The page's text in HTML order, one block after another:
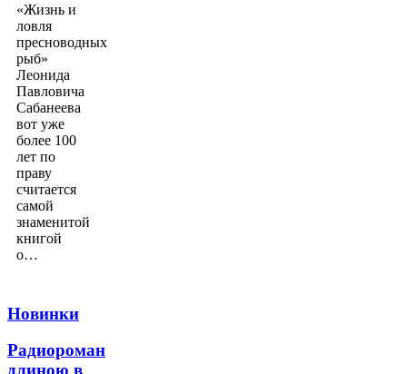
«Жизнь и
ловля
пресноводных
рыб»
Леонида
Павловича
Сабанеева
вот уже
более 100
лет по
праву
считается
самой
знаменитой
книгой
о…
Новинки
Радиороман
длиною в